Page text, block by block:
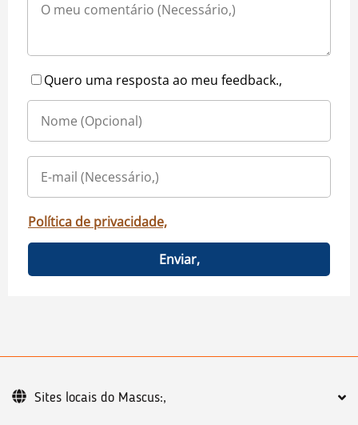
Quero uma resposta ao meu feedback.,
Política de privacidade,
Enviar,
Sites locais do Mascus:,